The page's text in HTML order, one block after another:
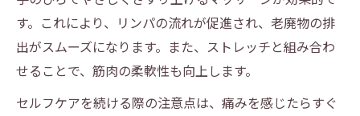
す。これにより、リンパの流れが促進され、老廃物の排
出がスムーズになります。また、ストレッチと組み合わ
せることで、筋肉の柔軟性も向上します。
セルフケアを続ける際の注意点は、痛みを感じたらすぐ